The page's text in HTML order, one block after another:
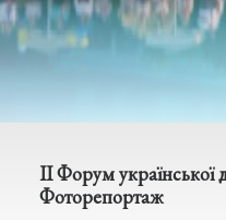
ІІ Форум української
Фоторепортаж